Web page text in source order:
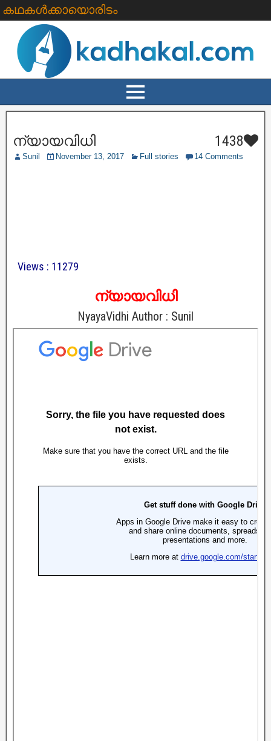
കഥകൾക്കായൊരിടം
ന്യായവിധി 1438
Sunil November 13, 2017 Full stories 14 Comments
Views : 11279
ന്യായവിധി
NyayaVidhi Author : Sunil